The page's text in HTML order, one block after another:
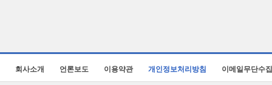
회사소개 언론보도 이용약관 개인정보처리방침 이메일무단수